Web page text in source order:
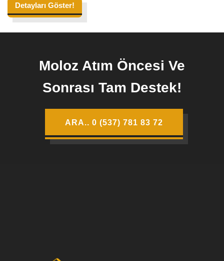
Detayları Göster!
Moloz Atım Öncesi Ve
Sonrası Tam Destek!
ARA.. 0 (537) 781 83 72